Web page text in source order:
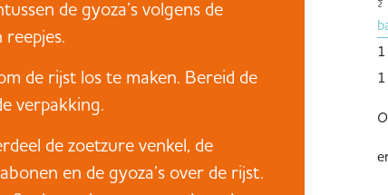
de gyoza’s volgens de
reepjes.
de rijst los te maken. Bereid de
verpakking.
de zoetzure venkel, de
en de gyoza’s over de rijst.